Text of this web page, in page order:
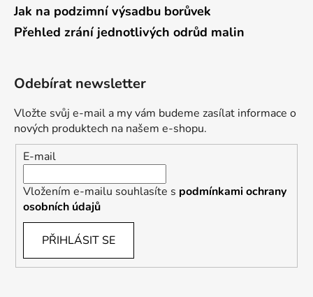
Jak na podzimní výsadbu borůvek
Přehled zrání jednotlivých odrůd malin
Odebírat newsletter
Vložte svůj e-mail a my vám budeme zasílat informace o
nových produktech na našem e-shopu.
E-mail
Vložením e-mailu souhlasíte s podmínkami ochrany
osobních údajů
PŘIHLÁSIT SE